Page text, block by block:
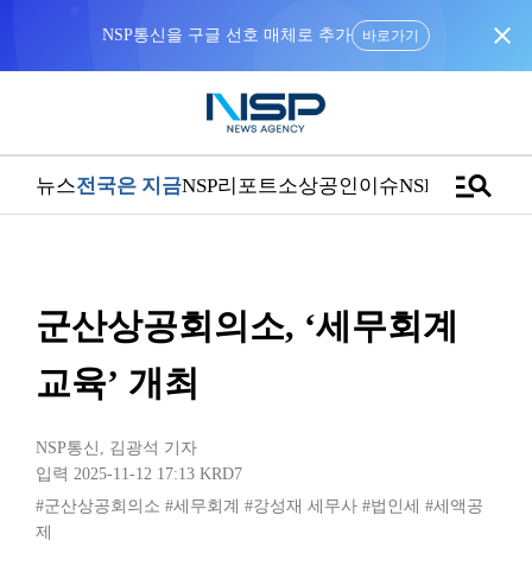
NSP통신을 구글 선호 매체로 추가 바로가기 close
뉴스전국은 지금NSP리포트소상공인이슈NSPTVmanage_search
군산상공회의소, ‘세무회계
교육’ 개최
NSP통신 , 김광석 기자
입력 2025-11-12 17:13 KRD7
#군산상공회의소 #세무회계 #강성재 세무사 #법인세 #세액공
제